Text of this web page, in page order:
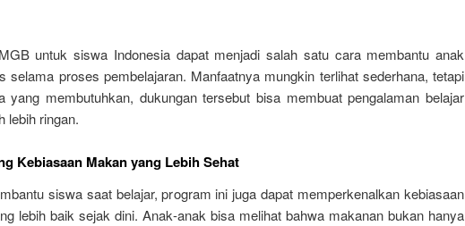
untuk siswa Indonesia dapat menjadi salah satu cara membantu anak
selama proses pembelajaran. Manfaatnya mungkin terlihat sederhana, tetapi
yang membutuhkan, dukungan tersebut bisa membuat pengalaman belajar
lebih ringan.
Kebiasaan Makan yang Lebih Sehat
siswa saat belajar, program ini juga dapat memperkenalkan kebiasaan
lebih baik sejak dini. Anak-anak bisa melihat bahwa makanan bukan hanya